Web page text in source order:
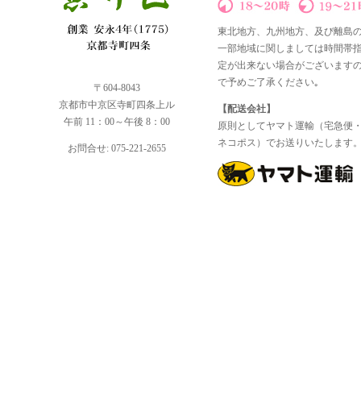
〒604-8043
京都市中京区寺町四条上ル
午前 11：00～午後 8：00
お問合せ: 075-221-2655
東北地方、九州地方、及び離島
一部地域に関しましては時間帯
定が出来ない場合がございます
で予めご了承ください｡
【配送会社】
原則としてヤマト運輸（宅急便
ネコポス）でお送りいたします